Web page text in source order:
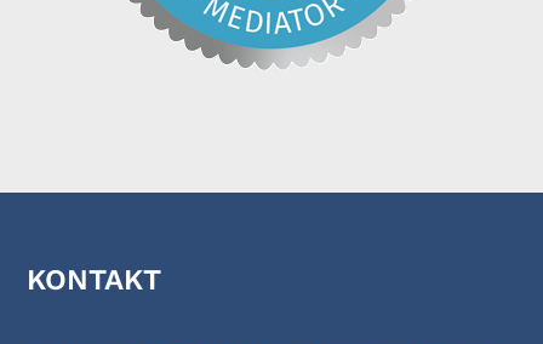
KONTAKT